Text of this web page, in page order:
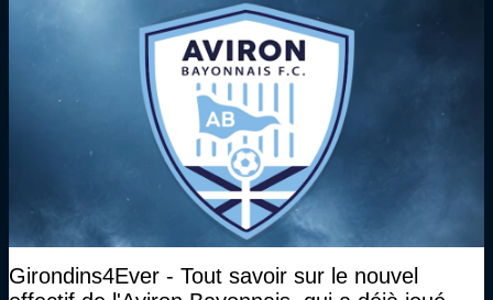
Girondins4Ever - Tout savoir sur le nouvel